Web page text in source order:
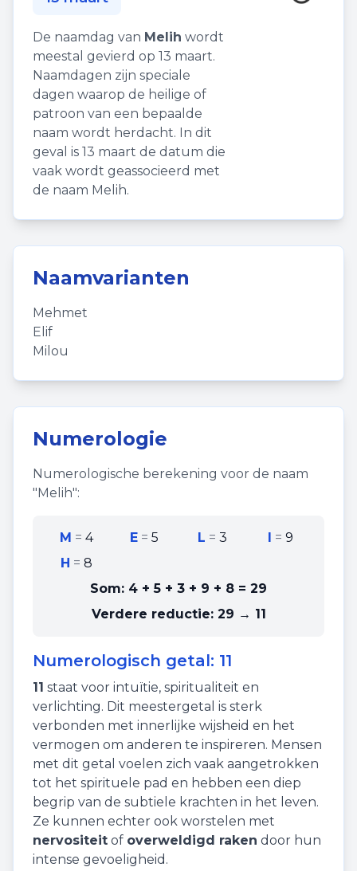
De naamdag van Melih wordt
meestal gevierd op 13 maart.
Naamdagen zijn speciale
dagen waarop de heilige of
patroon van een bepaalde
naam wordt herdacht. In dit
geval is 13 maart de datum die
vaak wordt geassocieerd met
de naam Melih.
Naamvarianten
Mehmet
Elif
Milou
Numerologie
Numerologische berekening voor de naam
"Melih":
M = 4 E =5 L =3 I =9
H = 8
Som: 4 + 5 + 3 + 9 + 8 = 29
Verdere reductie: 29 → 11
Numerologisch getal: 11
11 staat voor intuïtie, spiritualiteit en
verlichting. Dit meestergetal is sterk
verbonden met innerlijke wijsheid en het
vermogen om anderen te inspireren. Mensen
met dit getal voelen zich vaak aangetrokken
tot het spirituele pad en hebben een diep
begrip van de subtiele krachten in het leven.
Ze kunnen echter ook worstelen met
nervositeit of overweldigd raken door hun
intense gevoeligheid.